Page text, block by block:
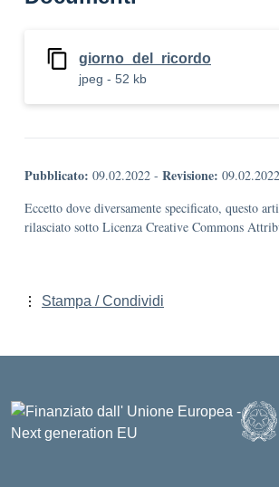
giorno_del_ricordo
jpeg - 52 kb
Pubblicato: 09.02.2022 - Revisione: 09.02.2022
Eccetto dove diversamente specificato, questo
rilasciato sotto Licenza Creative Commons
Stampa / Condividi